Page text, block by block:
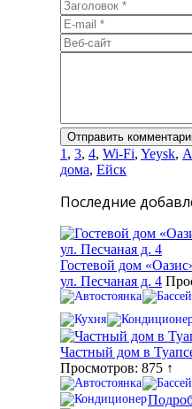
1 , 3, 4, Wi-Fi, Yeysk,
дома, Ейск
Последние
Гостевой дом
ул. Песчаная д. 4
Частный дом в
Просмотров: 875 ↑